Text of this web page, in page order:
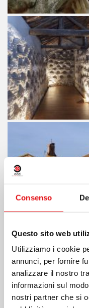
Consenso
Questo sito web
Utilizziamo i cookie
annunci, per fornire
analizzare il nostro
informazioni sul
nostri partner che si
Condividi su: